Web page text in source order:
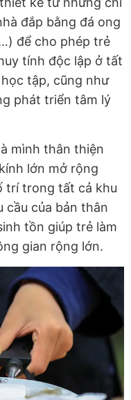
đắp bằng đá ong
để cho phép trẻ
tính độc lập ở tất
tập, cũng như
phát triển tâm lý
mình thân thiện
lớn mở rộng
trí trong tất cả khu
cầu của bản thân
tồn giúp trẻ làm
gian rộng lớn.